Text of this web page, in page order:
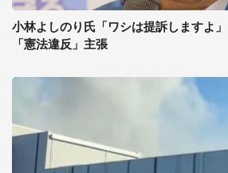
小林よしのり氏「ワシは提訴しますよ
「憲法違反」主張